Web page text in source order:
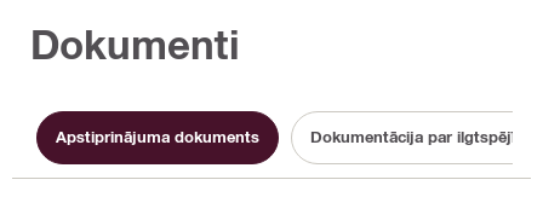
Dokumenti
Apstiprinājuma dokuments Dokumentācija par ilgtspējību